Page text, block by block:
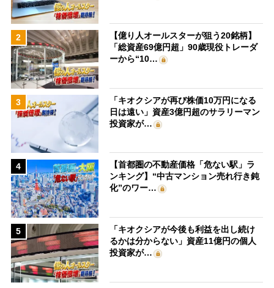
2
【億り人オールスターが狙う20銘柄】
「総資産69億円超」90歳現役トレーダ
ーから“10…
3
「キオクシアが再び株価10万円になる
日は遠い」資産3億円超のサラリーマン
投資家が…
4
【首都圏の不動産価格「危ない駅」ラ
ンキング】“中古マンション売れ行き鈍
化”のワー…
5
「キオクシアが今後も利益を出し続け
るかは分からない」資産11億円の個人
投資家が…